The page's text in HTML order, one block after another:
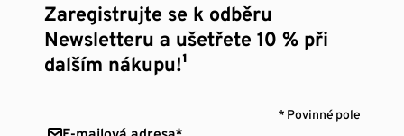
Zaregistrujte se k odběru
Newsletteru a ušetřete 10 % při
dalším nákupu!¹
* Povinné pole